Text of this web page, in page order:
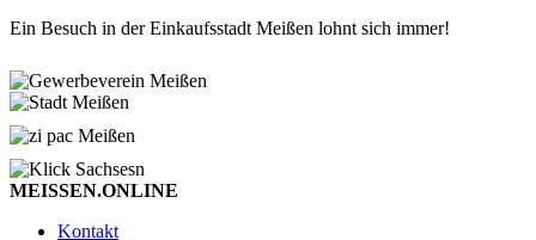
Ein Besuch in der Einkaufsstadt Meißen lohnt sich immer!
MEISSEN.ONLINE
Kontakt